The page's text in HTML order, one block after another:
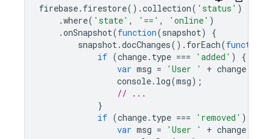
firebase. firestore().collection( 'status' )
.where( 'state' , '==' , 'online' )
.onSnapshot(function(snapshot)
{
snapshot.docChanges(). forEach(function
if (change. type === 'added' )
{
var msg = 'User ' + change
console. log(msg);
// ...
}
if (change. type === 'removed' )
var msg = 'User ' + change